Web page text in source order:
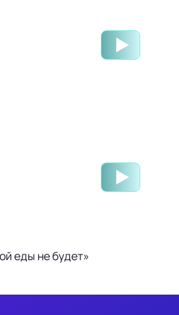
еды не будет»